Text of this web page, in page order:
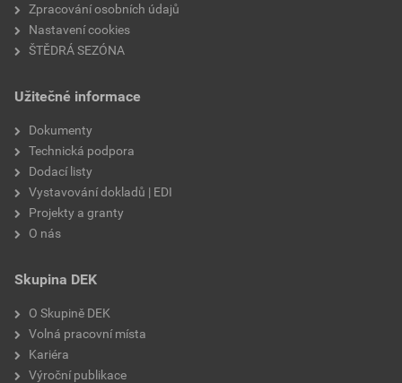
Zpracování osobních údajů
Nastavení cookies
ŠTĚDRÁ SEZÓNA
Užitečné informace
Dokumenty
Technická podpora
Dodací listy
Vystavování dokladů | EDI
Projekty a granty
O nás
Skupina DEK
O Skupině DEK
Volná pracovní místa
Kariéra
Výroční publikace